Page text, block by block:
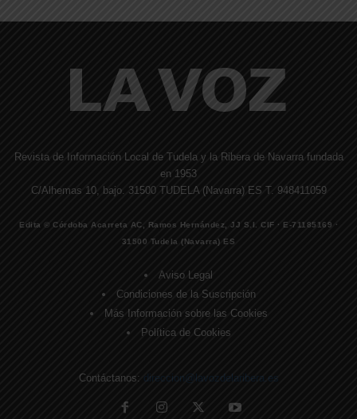
Revista de Información Local de Tudela y la Ribera de Navarra fundada
en 1953
C/Alhemas 10, bajo. 31500 TUDELA (Navarra) ES T. 948411059
Edita © Córdoba Acarreta AC, Ramos Hernández, JJ S.I. CIF · E-71185169 ·
31500 Tudela (Navarra) ES
Aviso Legal
Condiciones de la Suscripción
Más Información sobre las Cookies
Política de Cookies
Contáctanos: direccion@lavozdelaribera.es